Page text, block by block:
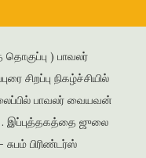
) பாவலர்
சிறப்பு நிகழ்ச்சியில்
பாவலர் வையவன்
. இப்புத்தகத்தை ஜுலை
பிரிண்டர்ஸ்